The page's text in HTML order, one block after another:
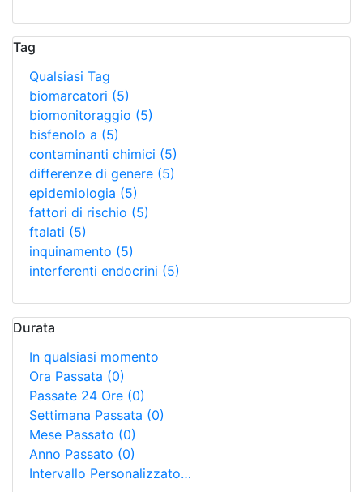
Tag
Qualsiasi Tag
biomarcatori (5)
biomonitoraggio (5)
bisfenolo a (5)
contaminanti chimici (5)
differenze di genere (5)
epidemiologia (5)
fattori di rischio (5)
ftalati (5)
inquinamento (5)
interferenti endocrini (5)
Durata
In qualsiasi momento
Ora Passata (0)
Passate 24 Ore (0)
Settimana Passata (0)
Mese Passato (0)
Anno Passato (0)
Intervallo Personalizzato…